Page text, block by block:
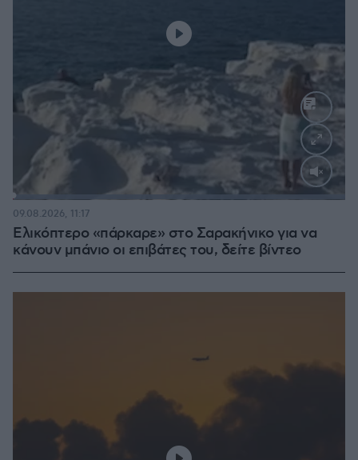
Loaded
Ελικόπτερο «πάρκαρε» στο Σαρακήνικο για να
κάνουν μπάνιο οι επιβάτες του, δείτε βίντεο
09.08.2026, 11:17